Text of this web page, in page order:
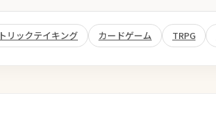
トリックテイキング カードゲーム TRPG